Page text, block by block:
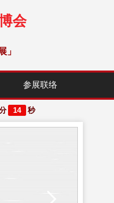
会
」
参展联络
14 秒